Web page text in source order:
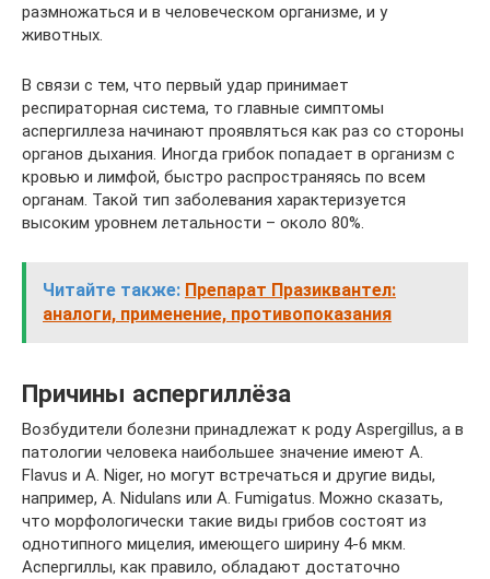
размножаться и в человеческом организме, и у
животных.
В связи с тем, что первый удар принимает
респираторная система, то главные симптомы
аспергиллеза начинают проявляться как раз со стороны
органов дыхания. Иногда грибок попадает в организм с
кровью и лимфой, быстро распространяясь по всем
органам. Такой тип заболевания характеризуется
высоким уровнем летальности – около 80%.
Читайте также: Препарат Празиквантел:
аналоги, применение, противопоказания
Причины аспергиллёза
Возбудители болезни принадлежат к роду Aspergillus, а в
патологии человека наибольшее значение имеют A.
Flavus и A. Niger, но могут встречаться и другие виды,
например, A. Nidulans или A. Fumigatus. Можно сказать,
что морфологически такие виды грибов состоят из
однотипного мицелия, имеющего ширину 4-6 мкм.
Аспергиллы, как правило, обладают достаточно